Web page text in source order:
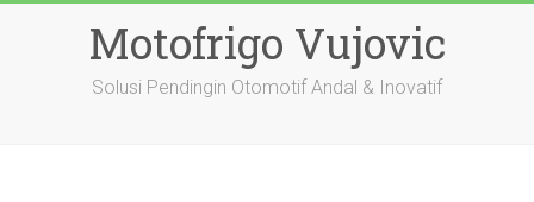
Motofrigo Vujovic
Solusi Pendingin Otomotif Andal & Inovatif